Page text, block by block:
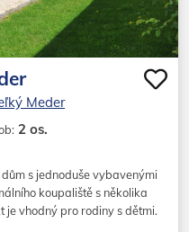
Meder
2 os.
s jednoduše vybavenými
koupaliště s několika
vhodný pro rodiny s dětmi.